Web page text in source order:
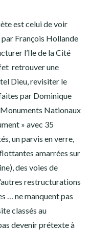
est celui de voir
François Hollande
l’Ile de la Cité
retrouver une
Dieu, revisiter le
par Dominique
Nationaux
» avec 35
un parvis en verre,
amarrées sur
des voies de
restructurations
… ne manquent pas
classés au
devenir prétexte à